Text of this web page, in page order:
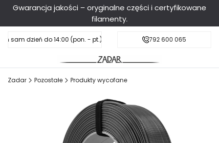
Gwarancja jakości – oryginalne części i certyfikowane
filamenty.
sam dzień do 14:00 (pon. - pt.), sobota do 11:00Darmowa dostawa od 199 zł
792 600 065
Zadar Pozostałe Produkty wycofane